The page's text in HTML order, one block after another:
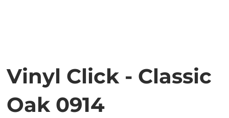
Vinyl Click - Classic
Oak 0914